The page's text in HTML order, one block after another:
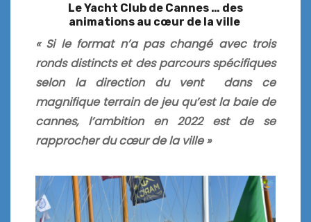
Le Yacht Club de Cannes … des
animations au cœur de la ville
« Si le format n’a pas changé avec trois
ronds distincts et des parcours spécifiques
selon la direction du vent dans ce
magnifique terrain de jeu qu’est la baie de
cannes, l’ambition en 2022 est de se
rapprocher du cœur de la ville »